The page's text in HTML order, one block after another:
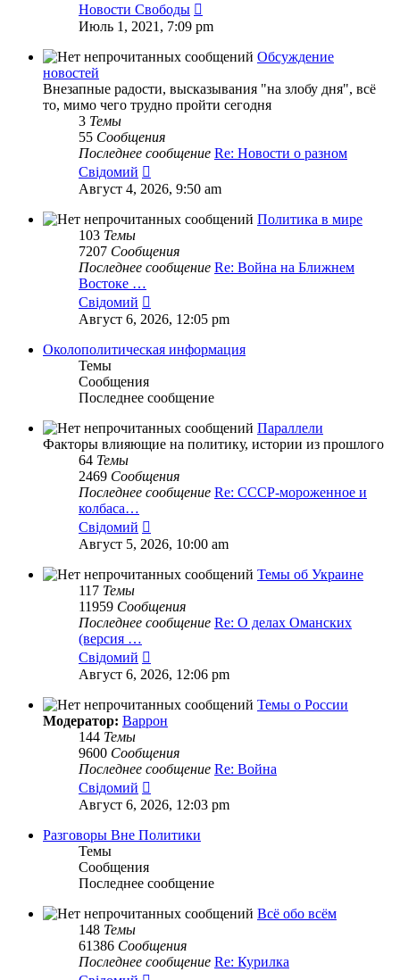
Новости Свободы
к
сообщению
Июль 1, 2021, 7:09 pm
Обсуждение
новостей
Внезапные радости, высказывания "на злобу дня", всё
то, мимо чего трудно пройти сегодня
3 Темы
55 Сообщения
Последнее сообщение Re: Новости о разном
Свідомий
к
сообщению
Август 4, 2026, 9:50 am
Политика в мире
103 Темы
7207 Сообщения
Последнее сообщение Re: Война на Ближнем
Востоке …
Свідомий
к
последнему
сообщению
Август 6, 2026, 12:05 pm
Околополитическая информация
Темы
Сообщения
Последнее сообщение
Параллели
Факторы влияющие на политику, истории из прошлого
64 Темы
2469 Сообщения
Последнее сообщение Re: СССР-мороженное и
колбаса…
Свідомий
к
сообщению
Август 5, 2026, 10:00 am
Темы об Украине
117 Темы
11959 Сообщения
Последнее сообщение Re: О делах Оманских
(версия …
Свідомий
к
последнему
сообщению
Август 6, 2026, 12:06 pm
Темы о России
Модератор: Варрон
144 Темы
9600 Сообщения
Последнее сообщение Re: Война
Свідомий
к
последнему
сообщению
Август 6, 2026, 12:03 pm
Разговоры Вне Политики
Темы
Сообщения
Последнее сообщение
Всё обо всём
148 Темы
61386 Сообщения
Последнее сообщение Re: Курилка